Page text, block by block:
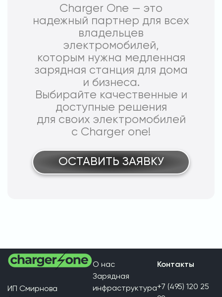
Charger One — это
надежный партнер для всех
владельцев
электромобилей,
которым нужна медленная
зарядная станция для дома
и бизнеса.
Выбирайте качественные и
доступные решения
для своих электромобилей
с Charger one!
ОСТАВИТЬ ЗАЯВКУ
ИП Смирнова
О нас
Зарядная
инфраструктура
Контакты
+7 (495) 120 25